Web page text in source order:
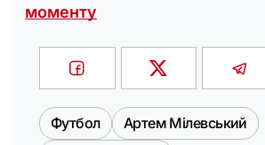
моменту
Футбол
Артем Мілевський